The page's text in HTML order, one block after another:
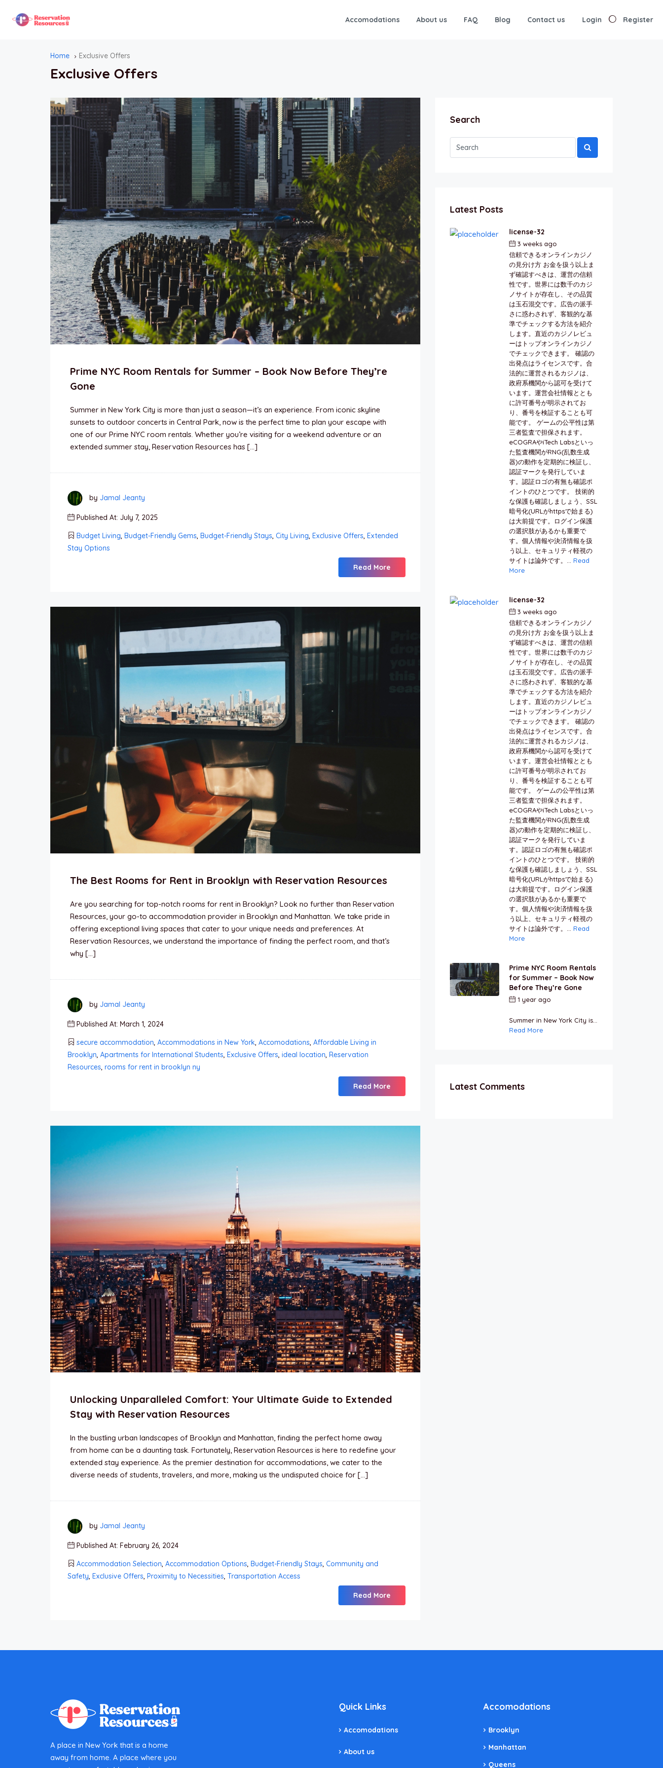
Accomodations About us FAQ Blog Contact us Login Register
Home Exclusive Offers
Exclusive Offers
Prime NYC Room Rentals for Summer – Book Now Before They’re
Gone
Summer in New York City is more than just a season—it’s an experience. From iconic skyline
sunsets to outdoor concerts in Central Park, now is the perfect time to plan your escape with
one of our Prime NYC room rentals. Whether you’re visiting for a weekend adventure or an
extended summer stay, Reservation Resources has […]
by Jamal Jeanty
Published At: July 7, 2025
Budget Living, Budget-Friendly Gems, Budget-Friendly Stays, City Living, Exclusive Offers, Extended
Stay Options
Read More
The Best Rooms for Rent in Brooklyn with Reservation Resources
Are you searching for top-notch rooms for rent in Brooklyn? Look no further than Reservation
Resources, your go-to accommodation provider in Brooklyn and Manhattan. We take pride in
offering exceptional living spaces that cater to your unique needs and preferences. At
Reservation Resources, we understand the importance of finding the perfect room, and that’s
why […]
by Jamal Jeanty
Published At: March 1, 2024
secure accommodation, Accommodations in New York, Accomodations, Affordable Living in
Brooklyn, Apartments for International Students, Exclusive Offers, ideal location, Reservation
Resources, rooms for rent in brooklyn ny
Read More
Unlocking Unparalleled Comfort: Your Ultimate Guide to Extended
Stay with Reservation Resources
In the bustling urban landscapes of Brooklyn and Manhattan, finding the perfect home away
from home can be a daunting task. Fortunately, Reservation Resources is here to redefine your
extended stay experience. As the premier destination for accommodations, we cater to the
diverse needs of students, travelers, and more, making us the undisputed choice for […]
by Jamal Jeanty
Published At: February 26, 2024
Accommodation Selection, Accommodation Options, Budget-Friendly Stays, Community and
Safety, Exclusive Offers, Proximity to Necessities, Transportation Access
Read More
Search
Latest Posts
license-32
3 weeks ago
信頼できるオンラインカジノ
の見分け方 お金を扱う以上ま
ず確認すべきは、運営の信頼
性です。世界には数千のカジ
ノサイトが存在し、その品質
は玉石混交です。広告の派手
さに惑わされず、客観的な基
準でチェックする方法を紹介
します。直近のカジノレビュ
ーはトップオンラインカジノ
でチェックできます。 確認の
出発点はライセンスです。合
法的に運営されるカジノは、
政府系機関から認可を受けて
います。運営会社情報ととも
に許可番号が明示されてお
り、番号を検証することも可
能です。 ゲームの公平性は第
三者監査で担保されます。
eCOGRAやiTech Labsといっ
た監査機関がRNG(乱数生成
器)の動作を定期的に検証し、
認証マークを発行していま
す。認証ロゴの有無も確認ポ
イントのひとつです。 技術的
な保護も確認しましょう、SSL
暗号化(URLがhttpsで始まる)
は大前提です。ログイン保護
の選択肢があるかも重要で
す。個人情報や決済情報を扱
う以上、セキュリティ軽視の
サイトは論外です。... Read
More
license-32
3 weeks ago
信頼できるオンラインカジノ
の見分け方 お金を扱う以上ま
ず確認すべきは、運営の信頼
性です。世界には数千のカジ
ノサイトが存在し、その品質
は玉石混交です。広告の派手
さに惑わされず、客観的な基
準でチェックする方法を紹介
します。直近のカジノレビュ
ーはトップオンラインカジノ
でチェックできます。 確認の
出発点はライセンスです。合
法的に運営されるカジノは、
政府系機関から認可を受けて
います。運営会社情報ととも
に許可番号が明示されてお
り、番号を検証することも可
能です。 ゲームの公平性は第
三者監査で担保されます。
eCOGRAやiTech Labsといっ
た監査機関がRNG(乱数生成
器)の動作を定期的に検証し、
認証マークを発行していま
す。認証ロゴの有無も確認ポ
イントのひとつです。 技術的
な保護も確認しましょう、SSL
暗号化(URLがhttpsで始まる)
は大前提です。ログイン保護
の選択肢があるかも重要で
す。個人情報や決済情報を扱
う以上、セキュリティ軽視の
サイトは論外です。... Read
More
Prime NYC Room Rentals
for Summer – Book Now
Before They’re Gone
1 year ago
Summer in New York City is...
Read More
Latest Comments
A place in New York that is a home
away from home. A place where you
Quick Links
Accomodations
About us
Accomodations
Brooklyn
Manhattan
Queens